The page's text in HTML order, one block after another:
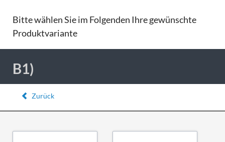
Bitte wählen Sie im Folgenden Ihre gewünschte
Produktvariante
B1)
Zurück